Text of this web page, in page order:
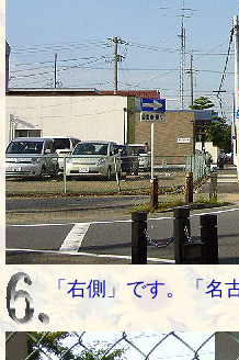
「右側」です。「名